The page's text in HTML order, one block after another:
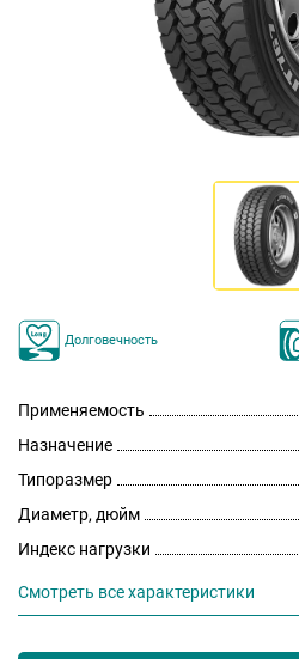
Долговечность
Смотреть все характеристики
Применяемость
Назначение
Типоразмер
Диаметр, дюйм
Индекс нагрузки